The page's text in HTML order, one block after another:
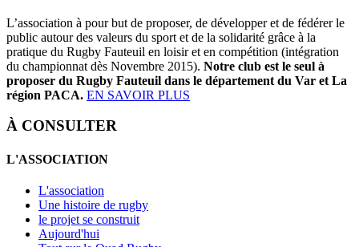
L’association à pour but de proposer, de développer et de fédérer le
public autour des valeurs du sport et de la solidarité grâce à la
pratique du Rugby Fauteuil en loisir et en compétition (intégration
du championnat dès Novembre 2015). Notre club est le seul à
proposer du Rugby Fauteuil dans le département du Var et La
région PACA. EN SAVOIR PLUS
À CONSULTER
L'ASSOCIATION
L'association
Une histoire de rugby
le projet se construit
Aujourd'hui